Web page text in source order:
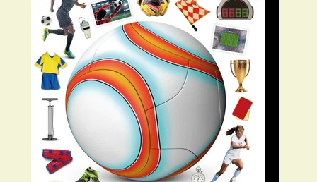
FAQ
För bibliotek